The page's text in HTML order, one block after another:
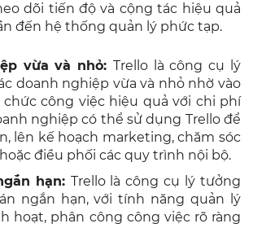
dõi tiến độ và cộng tác hiệu quả
đến hệ thống quản lý phức tạp.
vừa và nhỏ: Trello là công cụ lý
doanh nghiệp vừa và nhỏ nhờ vào
công việc hiệu quả với chi phí
nghiệp có thể sử dụng Trello để
lên kế hoạch marketing, chăm sóc
điều phối các quy trình nội bộ.
hạn: Trello là công cụ lý tưởng
ngắn hạn, với tính năng quản lý
hoạt, phân công công việc rõ ràng